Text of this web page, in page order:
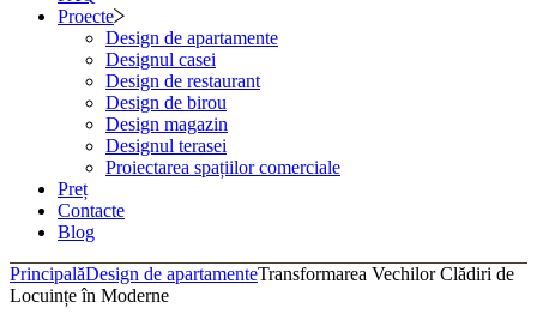
Proecte
Design de apartamente
Designul casei
Design de restaurant
Design de birou
Design magazin
Designul terasei
Proiectarea spațiilor comerciale
Preț
Contacte
Blog
PrincipalăDesign de apartamenteTransformarea Vechilor Clădiri de
Locuințe în Moderne